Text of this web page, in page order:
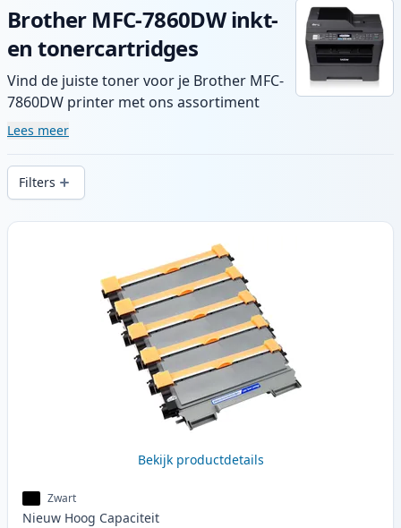
Brother MFC-7860DW inkt-
en tonercartridges
Vind de juiste toner voor je Brother MFC-
7860DW printer met ons assortiment
compatibele en high-yield cartridges.
snelle levering vanuit lokale voorraad in .
Lees meer
Filters
Producten
Bekijk productdetails
Zwart
Nieuw Hoog Capaciteit